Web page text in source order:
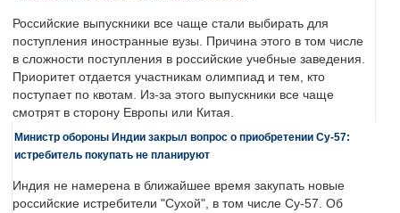
Российские выпускники все чаще стали выбирать для
поступления иностранные вузы. Причина этого в том числе
в сложности поступления в российские учебные заведения.
Приоритет отдается участникам олимпиад и тем, кто
поступает по квотам. Из-за этого выпускники все чаще
смотрят в сторону Европы или Китая.
Министр обороны Индии закрыл вопрос о приобретении Су-57:
истребитель покупать не планируют
Индия не намерена в ближайшее время закупать новые
российские истребители "Сухой", в том числе Су-57. Об